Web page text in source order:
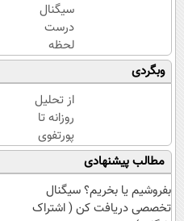
سیگنال
درست
لحظه
ای بگیر
سود
کن ✅
(شروع
رایگان)
وبگردی
از تحلیل
روزانه تا
پورتفوی
اختصاصی؛
اینجا روی
سود باش!
مطالب پیشنهادی
بفروشیم یا بخریم؟ سیگنال
تخصصی دریافت کن ( اشتراک